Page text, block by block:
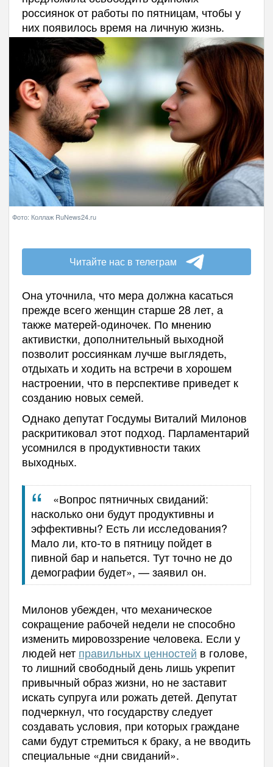
россиянок от работы по пятницам, чтобы у
них появилось время на личную жизнь.
Фото: Коллаж RuNews24.ru
Читайте нас в телеграм
Она уточнила, что мера должна касаться
прежде всего женщин старше 28 лет, а
также матерей-одиночек. По мнению
активистки, дополнительный выходной
позволит россиянкам лучше выглядеть,
отдыхать и ходить на встречи в хорошем
настроении, что в перспективе приведет к
созданию новых семей.
Однако депутат Госдумы Виталий Милонов
раскритиковал этот подход. Парламентарий
усомнился в продуктивности таких
выходных.
«Вопрос пятничных свиданий:
насколько они будут продуктивны и
эффективны? Есть ли исследования?
Мало ли, кто-то в пятницу пойдет в
пивной бар и напьется. Тут точно не до
демографии будет», — заявил он.
Милонов убежден, что механическое
сокращение рабочей недели не способно
изменить мировоззрение человека. Если у
людей нет правильных ценностей в голове,
то лишний свободный день лишь укрепит
привычный образ жизни, но не заставит
искать супруга или рожать детей. Депутат
подчеркнул, что государству следует
создавать условия, при которых граждане
сами будут стремиться к браку, а не вводить
специальные «дни свиданий».